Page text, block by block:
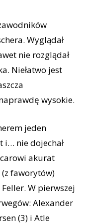
Wyglądał
nie rozglądał
Niełatwo jest
wysokie.
jeden
i… nie dojechał
akurat
(z faworytów)
W pierwszej
Alexander
(3) i Atle